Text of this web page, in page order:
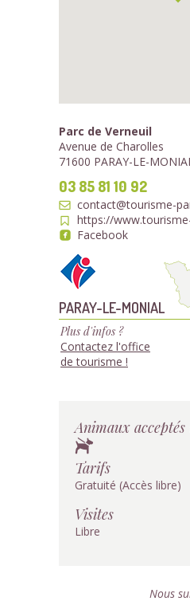
Parc de Verneuil
Avenue de Charolles
71600 PARAY-LE-
03 85 81 10 92
contact@tourisme-
https://
Facebook
PARAY-LE-MONIAL
Plus d'infos ?
Contactez l'office
de tourisme !
Animaux acceptés
Tarifs
Gratuité (Accès libre)
Visites
Libre
Nous